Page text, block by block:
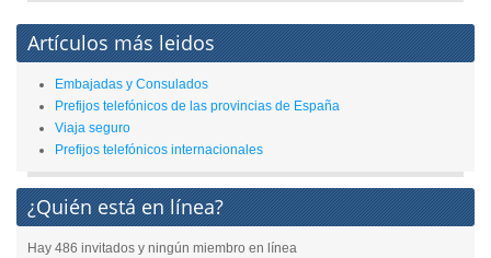
Artículos más leidos
Embajadas y Consulados
Prefijos telefónicos de las provincias de España
Viaja seguro
Prefijos telefónicos internacionales
¿Quién está en línea?
Hay 486 invitados y ningún miembro en línea